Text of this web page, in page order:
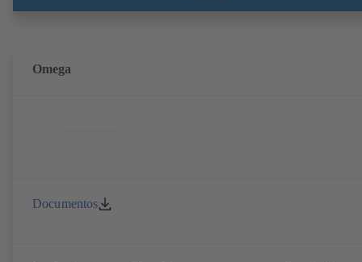
Omega
Documentos